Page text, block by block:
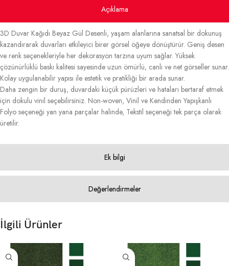
Açıklama
Ek bilgi
Değerlendirmeler
3D Duvar Kağıdı Beyaz Gül Desenli, yaşam alanlarına sanatsal bir dokunuş
kazandırarak duvarları etkileyici birer görsel öğeye dönüştürür. Geniş desen
ve renk seçenekleriyle her dekorasyon tarzına uyum sağlar. Yüksek
çözünürlüklü baskı kalitesi sayesinde uzun ömürlü, canlı ve net görseller sunar.
Kolay uygulanabilir yapısı ile estetik ve pratikliği bir arada sunar.
Daha zengin bir duruş, duvardaki küçük pürüzleri ve hataları bertaraf etmek
için dokulu vinil seçebilirsiniz. Non-woven, Vinil ve Kendinden Yapışkanlı
Folyo seçeneği yan yana parçalar halinde, Tekstil seçeneği tek parça olarak
üretilir.
İlgili Ürünler